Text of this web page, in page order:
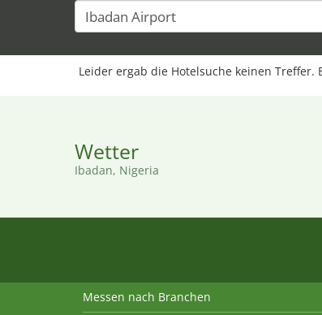
Leider ergab die Hotelsuche keinen
Wetter
Ibadan, Nigeria
Messen nach Branchen